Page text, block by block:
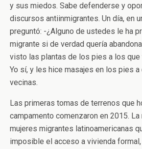
y sus miedos. Sabe defenderse y
discursos antiinmigrantes. Un día, en
preguntó: -¿Alguno de ustedes le ha
migrante si de verdad quería
visto las plantas de los pies a los que
Yo sí, y les hice masajes en los pies a
vecinas.
Las primeras tomas de terrenos que
campamento comenzaron en 2015. La
mujeres migrantes latinoamericanas
imposible el acceso a vivienda